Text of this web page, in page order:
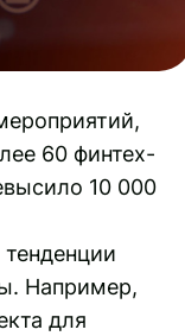
60 финтех-
10 000
Например,
для